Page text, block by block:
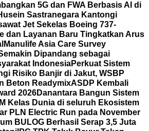
5G dan FWA Berbasis AI di
Sastranegara Kantongi
Jet Sekelas Boeing 737-
dan Layanan Baru Tingkatkan Arus
Manulife Asia Care Survey
Dipandang sebagai
IndonesiaPerkuat Sistem
Risiko Banjir di Jakut, WSBP
Beton ReadymixASDP Kembali
2026Danantara Bangun Sistem
Kelas Dunia di seluruh Ekosistem
PLN Electric Run pada November
BULOG Berhasil Serap 3,5 Juta